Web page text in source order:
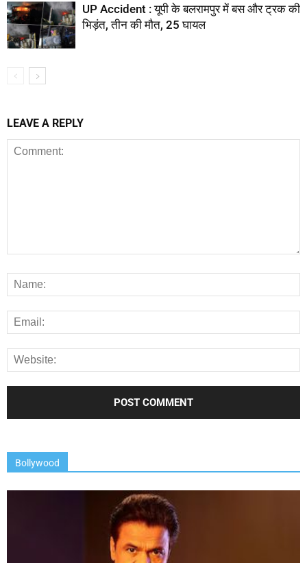
UP Accident : यूपी के बलरामपुर में बस और ट्रक की
भिड़ंत, तीन की मौत, 25 घायल
LEAVE A REPLY
Bollywood